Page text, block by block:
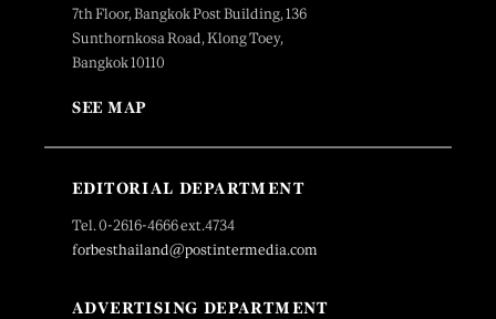
7th Floor, Bangkok Post Building, 136
Sunthornkosa Road, Klong Toey,
Bangkok 10110
SEE MAP
EDITORIAL DEPARTMENT
Tel. 0-2616-4666 ext.4734
forbesthailand@postintermedia.com
ADVERTISING DEPARTMENT